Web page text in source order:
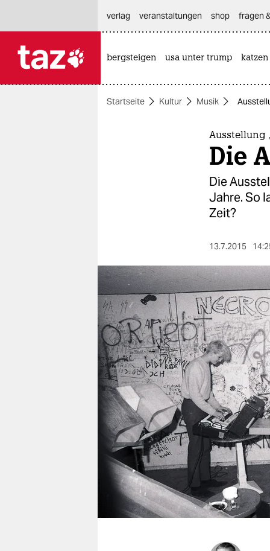
themen
berlin
nord
wahrheit
verlag
verlag
veranstaltungen
shop
fragen & hilfe
unterstützen
abo
genossenschaft
verlag
veranstaltungen shop fragen
bergsteigen usa unter trump katzen
Startseite Kultur Musik
Ausstellung
Die
Die
Jahre. So
Zeit?
13.7.2015